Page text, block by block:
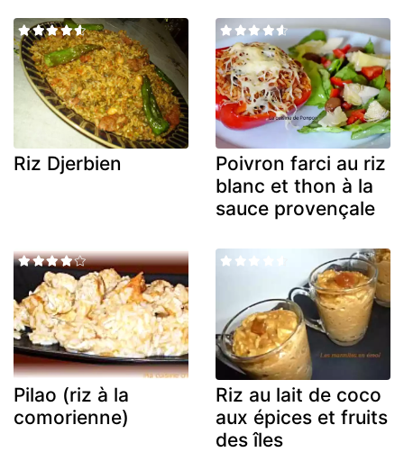
Riz Djerbien
Poivron farci au riz
blanc et thon à la
sauce provençale
Pilao (riz à la
comorienne)
Riz au lait de coco
aux épices et fruits
des îles